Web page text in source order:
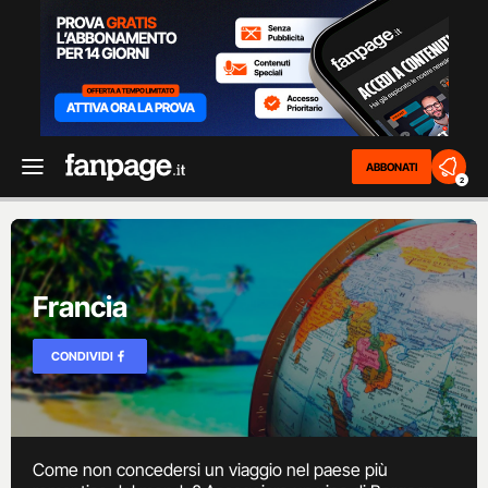
ABBONATI
2
Francia
CONDIVIDI
Come non concedersi un viaggio nel paese più